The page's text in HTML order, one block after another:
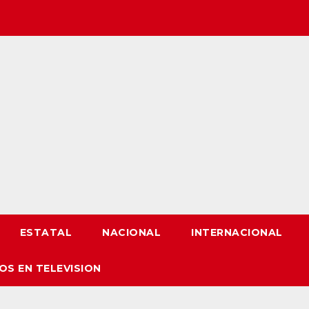
ESTATAL NACIONAL INTERNACIONAL
EN TELEVISION